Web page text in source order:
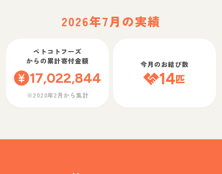
2026年7月の実績
ペトコトフーズ
からの累計寄付金額
17,022,844
※2020年2月から集計
今月のお結び数
14匹